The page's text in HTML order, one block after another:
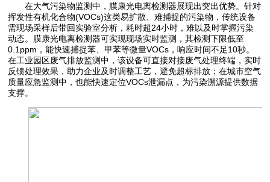
在大气污染物监测中，膜康光电离检测器展现出突出优势。针对
挥发性有机化合物(VOCs)这类易扩散、难捕捉的污染物，传统设备
需现场采样后带回实验室分析，耗时超24小时，难以及时掌握污染
动态。膜康光电离检测器可实现现场实时监测，其检测下限低至
0.1ppm，能快速捕捉苯、甲苯等微量VOCs，响应时间不足10秒。
在工业园区废气排放监测中，该设备可直接对接废气处理终端，实时
反馈处理效果，助力企业及时调整工艺，避免超标排放；在城市空气
质量应急监测中，也能快速定位VOCs泄漏点，为污染溯源提供数据
支撑。​